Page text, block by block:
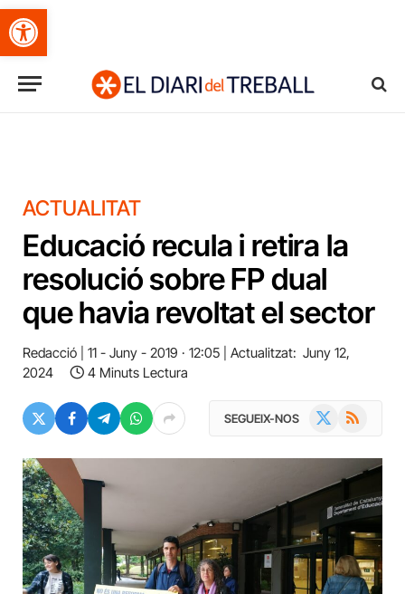
Obre la barra d'eines
ACTUALITAT
Educació recula i retira la
resolució sobre FP dual
que havia revoltat el sector
Redacció 11 - Juny - 2019 · 12:05 Actualitzat: Juny 12,
2024
4 Minuts Lectura
SEGUEIX-NOS RSS